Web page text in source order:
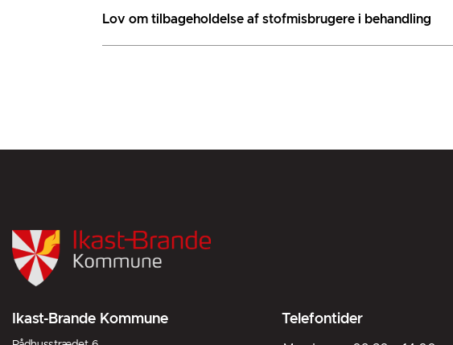
Lov om tilbageholdelse af stofmisbrugere i behandling
Ikast-Brande Kommune Telefontider